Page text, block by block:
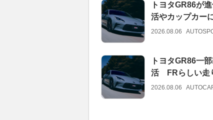
トヨタGR86が
活やカップカー
2026.08.06
トヨタGR86一
活 FRらしい走
2026.08.06